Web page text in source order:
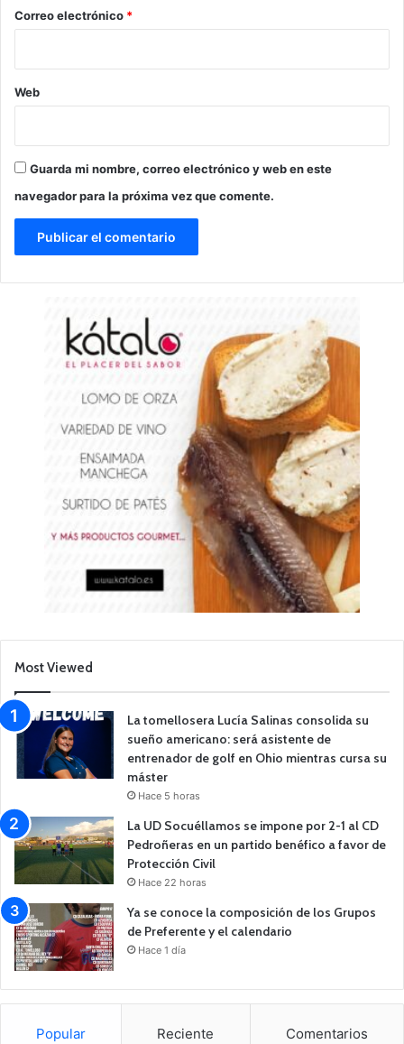
*
Correo electrónico *
Web
Guarda mi nombre, correo electrónico y web en este
navegador para la próxima vez que comente.
Most Viewed
La tomellosera Lucía Salinas consolida su
sueño americano: será asistente de
entrenador de golf en Ohio mientras cursa su
máster
Hace 5 horas
La UD Socuéllamos se impone por 2-1 al CD
Pedroñeras en un partido benéfico a favor de
Protección Civil
Hace 22 horas
Ya se conoce la composición de los Grupos
de Preferente y el calendario
Hace 1 día
Popular Reciente Comentarios